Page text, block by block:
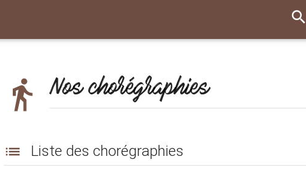
search
directions_walk Nos chorégraphies
list Liste des chorégraphies